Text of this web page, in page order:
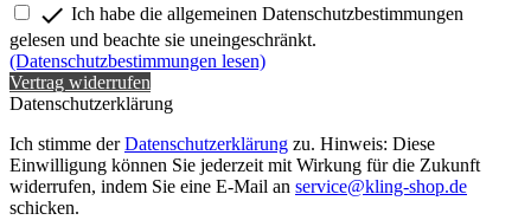
 Ich habe die allgemeinen Datenschutzbestimmungen
gelesen und beachte sie uneingeschränkt.
(Datenschutzbestimmungen lesen)
Vertrag widerrufen
Datenschutzerklärung
Ich stimme derDatenschutzerklärung zu. Hinweis: Diese
Einwilligung können Sie jederzeit mit Wirkung für die Zukunft
widerrufen, indem Sie eine E-Mail an service@kling-shop.de
schicken.